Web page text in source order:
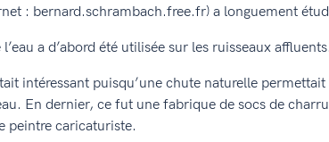
: bernard.schrambach.free.fr) a longuement
a d’abord été utilisée sur les ruisseaux affluents.
intéressant puisqu’une chute naturelle
En dernier, ce fut une fabrique de socs de
peintre caricaturiste.